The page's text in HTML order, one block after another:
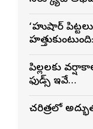
‘హుషార్‌
పిల్లలకు
ఫుడ్స్ ఇవే…
చరిత్రలో